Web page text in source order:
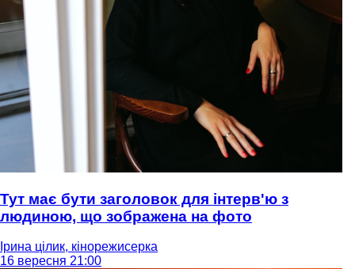
Тут має бути заголовок для інтерв'ю з
людиною, що зображена на фото
Ірина цілик, кінорежисерка
16 вересня 21:00